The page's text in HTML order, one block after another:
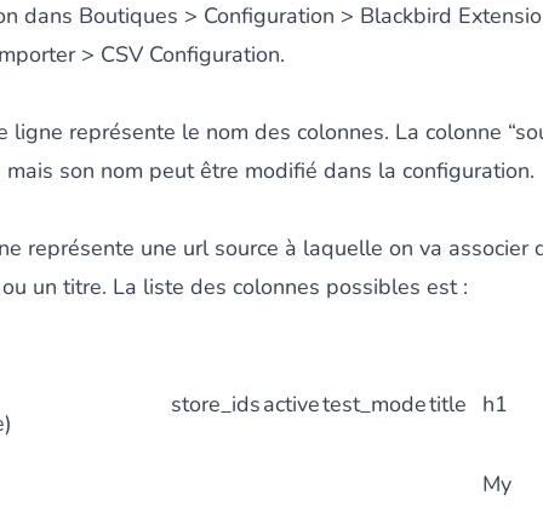
dans Boutiques > Configuration > Blackbird
> CSV Configuration.
ligne représente le nom des colonnes. La colonne
son nom peut être modifié dans la configuration.
représente une url source à laquelle on va associer
un titre. La liste des colonnes possibles est :
store_idsactivetest_modetitle h1
My